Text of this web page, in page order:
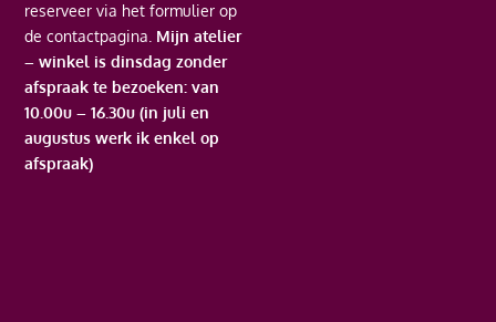
reserveer via het formulier op
de contactpagina. Mijn atelier
– winkel is dinsdag zonder
afspraak te bezoeken: van
10.00u – 16.30u (in juli en
augustus werk ik enkel op
afspraak)